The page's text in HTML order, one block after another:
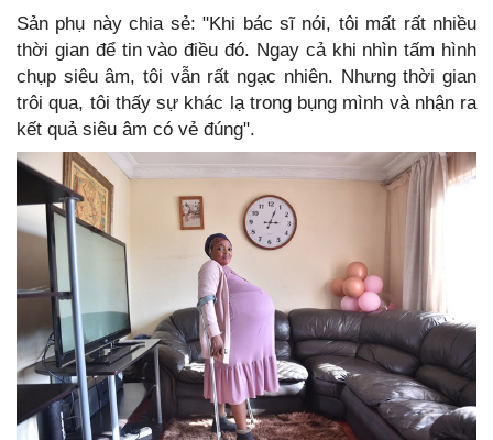
Sản phụ này chia sẻ: "Khi bác sĩ nói, tôi mất rất nhiều
thời gian để tin vào điều đó. Ngay cả khi nhìn tấm hình
chụp siêu âm, tôi vẫn rất ngạc nhiên. Nhưng thời gian
trôi qua, tôi thấy sự khác lạ trong bụng mình và nhận ra
kết quả siêu âm có vẻ đúng".